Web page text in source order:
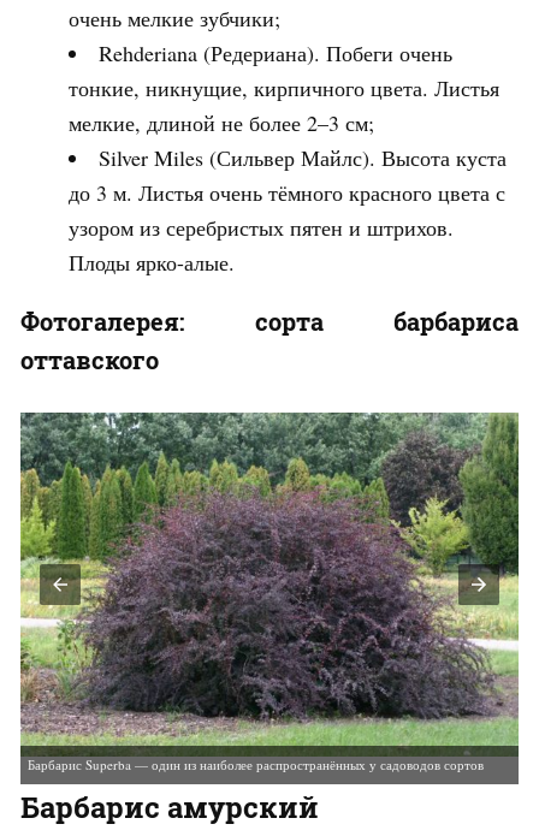
очень мелкие зубчики;
Rehderiana (Редериана). Побеги очень
тонкие, никнущие, кирпичного цвета. Листья
мелкие, длиной не более 2–3 см;
Silver Miles (Сильвер Майлс). Высота куста
до 3 м. Листья очень тёмного красного цвета с
узором из серебристых пятен и штрихов.
Плоды ярко-алые.
Фотогалерея: сорта барбариса
оттавского
Барбарис Aurikoma — естественная мутация барбариса оттавского, выращиваемая в «неволе» с XVIII века
Барбарис амурский